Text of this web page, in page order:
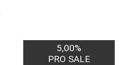
5,00%
PRO SALE